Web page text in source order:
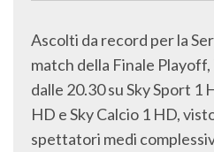
Ascolti da record per la
match della Finale
dalle 20.30 su Sky Sport 1
HD e Sky Calcio 1 HD,
spettatori medi